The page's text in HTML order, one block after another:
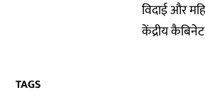
विदाई और
केंद्रीय
TAGS